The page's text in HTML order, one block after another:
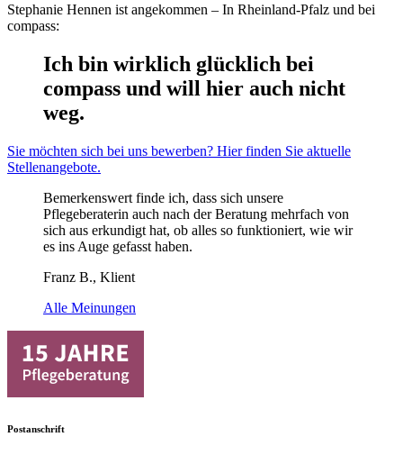
Stephanie Hennen ist angekommen – In Rheinland-Pfalz und bei
compass:
Ich bin wirklich glücklich bei
compass und will hier auch nicht
weg.
Sie möchten sich bei uns bewerben? Hier finden Sie aktuelle
Stellenangebote.
Bemerkenswert finde ich, dass sich unsere
Pflegeberaterin auch nach der Beratung mehrfach von
sich aus erkundigt hat, ob alles so funktioniert, wie wir
es ins Auge gefasst haben.
Franz B., Klient
Alle Meinungen
Postanschrift